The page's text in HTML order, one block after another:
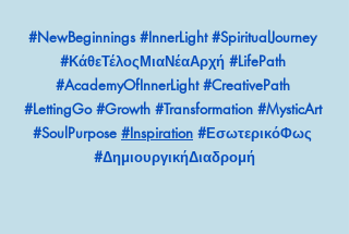
#NewBeginnings #InnerLight #SpiritualJourney
#ΚάθεΤέλοςΜιαΝέαΑρχή #LifePath
#AcademyOfInnerLight #CreativePath
#LettingGo #Growth #Transformation #MysticArt
#SoulPurpose #Inspiration #ΕσωτερικόΦως
#ΔημιουργικήΔιαδρομή